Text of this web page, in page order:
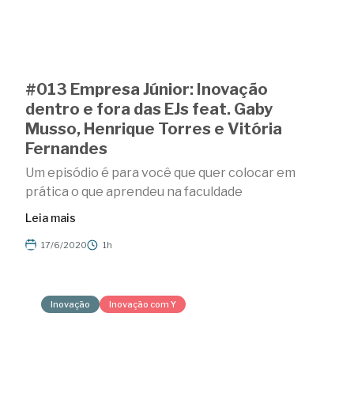
#013 Empresa Júnior: Inovação
dentro e fora das EJs feat. Gaby
Musso, Henrique Torres e Vitória
Fernandes
Um episódio é para você que quer colocar em
prática o que aprendeu na faculdade
Leia mais
17/6/2020 1h
Inovação Inovação com Y